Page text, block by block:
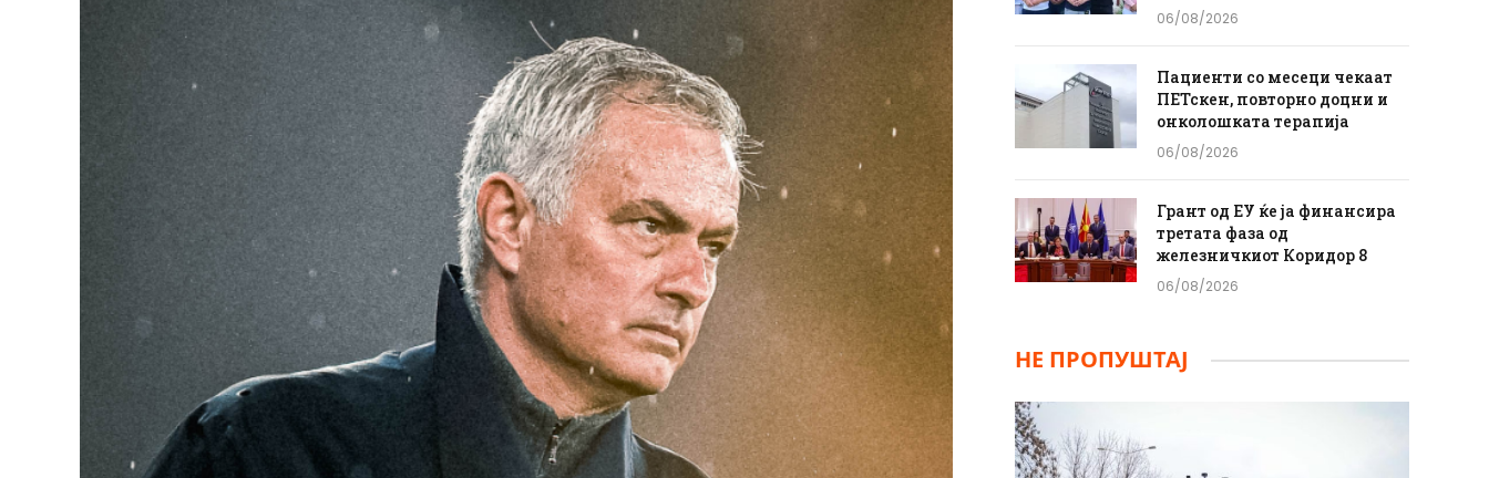
06/08/2026
Пациенти со месеци чекаат
ПЕТскен, повторно доцни и
онколошката терапија
06/08/2026
Грант од ЕУ ќе ја финансира
третата фаза од
железничкиот Коридор 8
06/08/2026
НЕ ПРОПУШТАЈ